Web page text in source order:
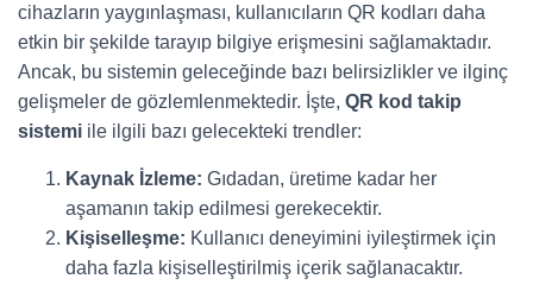
cihazların yaygınlaşması, kullanıcıların QR kodları daha
etkin bir şekilde tarayıp bilgiye erişmesini sağlamaktadır.
Ancak, bu sistemin geleceğinde bazı belirsizlikler ve ilginç
gelişmeler de gözlemlenmektedir. İşte, QR kod takip
sistemi ile ilgili bazı gelecekteki trendler:
Kaynak İzleme: Gıdadan, üretime kadar her
aşamanın takip edilmesi gerekecektir.
Kişiselleşme: Kullanıcı deneyimini iyileştirmek için
daha fazla kişiselleştirilmiş içerik sağlanacaktır.